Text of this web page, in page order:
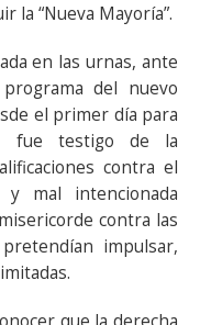
la “Nueva Mayoría”.
en las urnas, ante
del nuevo
el primer día para
fue testigo de la
contra el
y mal intencionada
contra las
impulsar,